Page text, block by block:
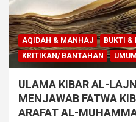
AQIDAH & MANHAJ BUKTI &
KRITIKAN/ BANTAHAN
UMUM
ULAMA KIBAR AL-
MENJAWAB FATWA
ARAFAT AL-